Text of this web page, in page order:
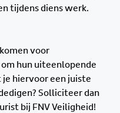
tijdens diens werk.
voor
hun uiteenlopende
hiervoor een juiste
Solliciteer dan
bij FNV Veiligheid!